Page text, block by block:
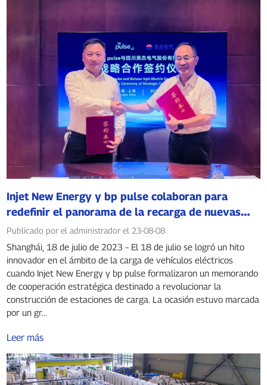
Injet New Energy y bp pulse colaboran para
redefinir el panorama de la recarga de nuevas
energías
Publicado por el administrador el 23-08-08
Shanghái, 18 de julio de 2023 – El 18 de julio se logró un hito
innovador en el ámbito de la carga de vehículos eléctricos
cuando Injet New Energy y bp pulse formalizaron un memorando
de cooperación estratégica destinado a revolucionar la
construcción de estaciones de carga. La ocasión estuvo marcada
por un gr...
Leer más